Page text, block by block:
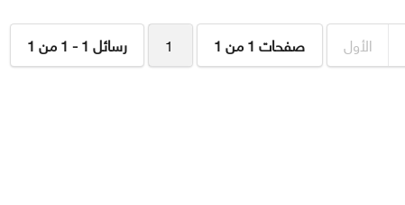
رسائل 1 - 1 من 1 1 صفحات 1 من 1 الأول